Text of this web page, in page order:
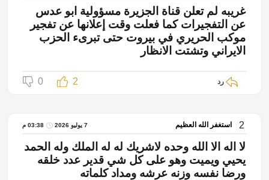
غريبه لم تعلن قناة الجزيرة مسؤولية ابو عدس
عن التفجيرات كما فعلت وقت إعلانها عن تفجير
موكب الحريري في بيروت حتى تبرىء الحزب
الايراني وتشتت الانظار
رد 2
0
2 استغفر الله العظيم 7 يوليو 2026 03:38 م
لا اله الا الله وحده لاشريك له له الملك وله الحمد
يحيي ويميت وهو على كل شي قدير عدد خلقه
ورضا نفسه وزنه عرشه ومداد كلماته